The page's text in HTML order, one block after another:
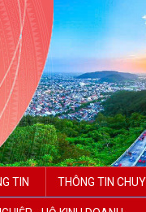
TIN THÔNG TIN